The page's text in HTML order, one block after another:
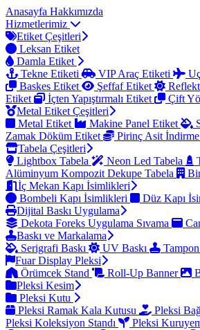
Anasayfa Hakkımızda
Hizmetlerimiz
Etiket Çeşitleri
Leksan Etiket
Damla Etiket
Tekne Etiketi
VIP Araç Etiketi
Baskes Etiket
Şeffaf Etiket
Etiket
İçten Yapıştırmalı Etiket Çift
Metal Etiket Çeşitleri
Metal Etiket
Makine Panel Etiket
Zamak Döküm Etiket
Pirinç Asit İndirme
Tabela Çeşitleri
Lightbox Tabela
Neon Led Tabela
Alüminyum Kompozit Dekupe Tabela
İç Mekan Kapı İsimlikleri
Bombeli Kapı İsimlikleri
Düz Kapı
Dijital Baskı Uygulama
Dekota Foreks Uygulama Sıvama
Baskı ve Markalama
Serigrafi Baskı
UV Baskı
Fuar Display Pleksi
Örümcek Stand
Roll-Up Banner
Pleksi Kesim
Pleksi Kutu
Pleksi Ramak Kala Kutusu
Pleksi
Pleksi Koleksiyon Standı
Pleksi